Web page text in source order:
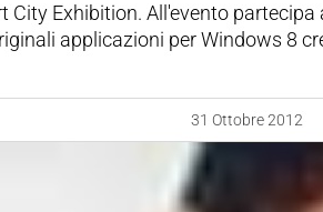
City Exhibition. All'evento
applicazioni per Windows 8
31 Ottobre 2012